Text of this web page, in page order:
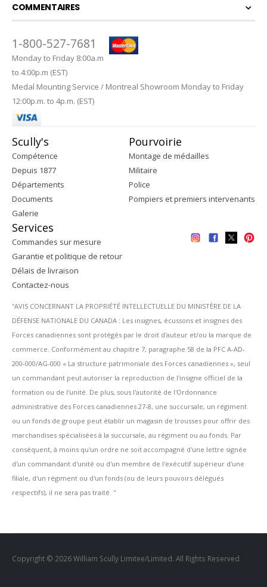
COMMENTAIRES
1-800-527-7681
Monday to Friday 8:00a.m
to 4:00p.m (EST)
Medal Mounting Service / Montreal Showroom Monday to Friday
12:00p.m. to 4p.m. (EST)
Scully's
Compétence
Depuis 1877
Départements
Documents
Galerie
Pourvoirie
Montage de médailles
Militaire
Police
Pompiers et premiers intervenants
Services
Commandes sur mesure
Garantie et politique de retour
Délais de livraison
Contactez-nous
''AVIS CONCERNANT LA PROPRIÉTÉ INTELLECTUELLE DU MINISTÈRE DE LA
DÉFENSE NATIONALE DU CANADA : Les insignes, écussons et insignes des
Forces canadiennes sont protégés par le droit d'auteur et/ou la marque de
commerce. Conformément au chapitre 7, paragraphe 58 de la PFC A-AD-
200-000/AG-000 « La structure patrimoniale des Forces canadiennes », seul
un commandant peut autoriser la reproduction de l'insigne officiel de la
formation ou de l'unité. De plus, sous l'autorité de l'Ordonnance
administrative des Forces canadiennes 27-8, une succursale, un régiment
ou un fonds de groupe peut établir un magasin de trousses pour offrir des
marchandises spécialisées à la succursale, au régiment ou au fonds. Par
conséquent, à moins qu'un ordre ne soit accompagné d'une lettre signée
d'un commandant d'unité ou d'un membre de l'exécutif supérieur d'une
filiale, d'un régiment ou d'un fonds (ou de leurs pouvoirs délégués
respectifs), il ne sera pas traité. ''
Copyright © 2026 William Scully Limitee/Limited. All Rights Reserved